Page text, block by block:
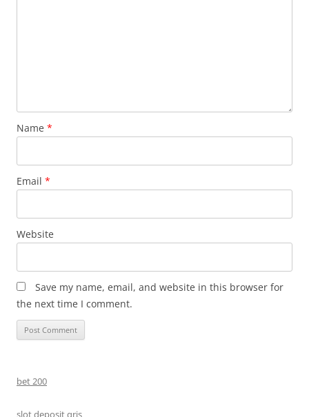
Name *
Email *
Website
Save my name, email, and website in this browser for
the next time I comment.
bet 200
slot deposit qris